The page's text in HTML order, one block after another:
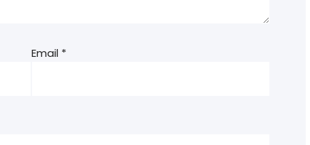
Email *